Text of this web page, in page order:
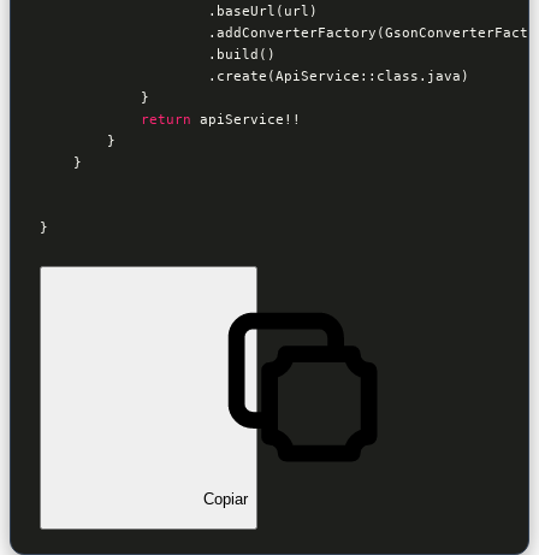
                    .baseUrl(url)
                    .build()
                    .create(ApiService::class.java)
            }
return apiService!!
        }
    }
}
Copiar